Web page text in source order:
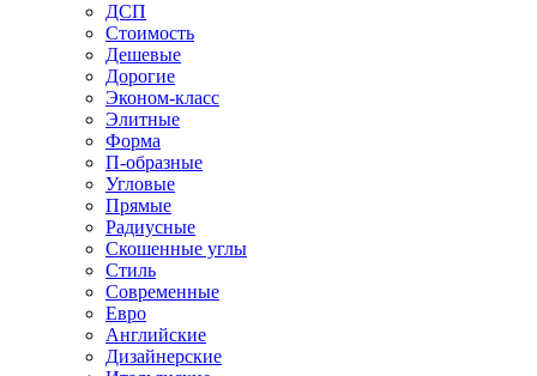
ДСП
Стоимость
Дешевые
Дорогие
Эконом-класс
Элитные
Форма
П-образные
Угловые
Прямые
Радиусные
Скошенные углы
Стиль
Современные
Евро
Английские
Дизайнерские